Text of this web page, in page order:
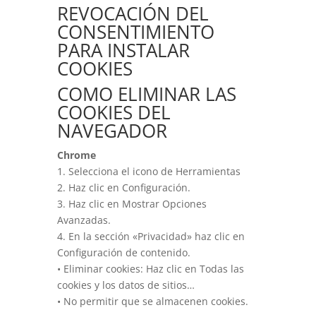
REVOCACIÓN DEL
CONSENTIMIENTO
PARA INSTALAR
COOKIES
COMO ELIMINAR LAS
COOKIES DEL
NAVEGADOR
Chrome
1. Selecciona el icono de Herramientas
2. Haz clic en Configuración.
3. Haz clic en Mostrar Opciones
Avanzadas.
4. En la sección «Privacidad» haz clic en
Configuración de contenido.
• Eliminar cookies: Haz clic en Todas las
cookies y los datos de sitios…
• No permitir que se almacenen cookies.